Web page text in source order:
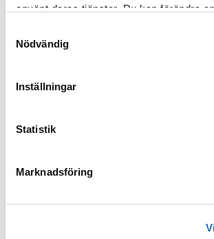
använt deras tjänster. Du kan förändra
frånInformation om kakor (cookies)
-
Nödvändig
Inställningar
Statistik
Marknadsföring
mysiga vingårdarna utgör
fantastisk naturupplevelse på
skeppet M/S Leonora.
Alken-Bernkastel-Saarburg-
Mehring-Traben Trarbach-
Läs mer
: